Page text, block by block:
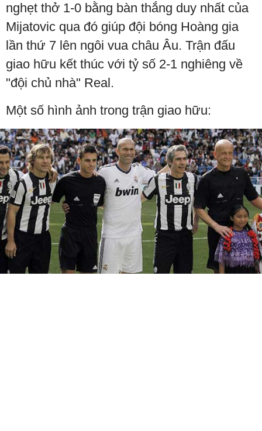
nghẹt thở 1-0 bằng bàn thắng duy nhất của
Mijatovic qua đó giúp đội bóng Hoàng gia
lần thứ 7 lên ngôi vua châu Âu. Trận đấu
giao hữu kết thúc với tỷ số 2-1 nghiêng về
"đội chủ nhà" Real.
Một số hình ảnh trong trận giao hữu: